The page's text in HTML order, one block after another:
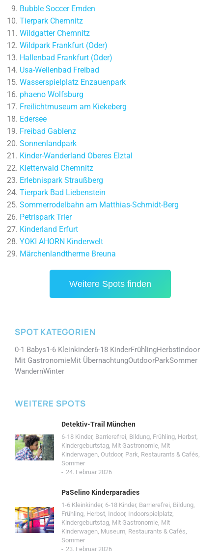
Bubble Soccer Emden
Tierpark Chemnitz
Wildgatter Chemnitz
Wildpark Frankfurt (Oder)
Hallenbad Frankfurt (Oder)
Usa-Wellenbad Freibad
Wasserspielplatz Enzauenpark
phaeno Wolfsburg
Freilichtmuseum am Kiekeberg
Edersee
Freibad Gablenz
Sonnenlandpark
Kinder-Wanderland Oberes Elztal
Kletterwald Chemnitz
Erlebnispark Straußberg
Tierpark Bad Liebenstein
Sommerrodelbahn am Matthias-Schmidt-Berg
Petrispark Trier
Kinderland Erfurt
YOKI AHORN Kinderwelt
Märchenlandtherme Breuna
Weitere Spots finden
SPOT KATEGORIEN
0-1 Babys1-6 Kleinkinder6-18 KinderFrühlingHerbstIndoor
Mit GastronomieMit ÜbernachtungOutdoorParkSommer
WandernWinter
WEITERE SPOTS
Detektiv-Trail München
6-18 Kinder, Barrierefrei, Bildung, Frühling, Herbst,
Kindergeburtstag, Mit Gastronomie, Mit
Kinderwagen, Outdoor, Park, Restaurants & Cafés,
Sommer
24. Februar 2026
PaSelino Kinderparadies
1-6 Kleinkinder, 6-18 Kinder, Barrierefrei, Bildung,
Frühling, Herbst, Indoor, Indoorspielplatz,
Kindergeburtstag, Mit Gastronomie, Mit
Kinderwagen, Museum, Restaurants & Cafés,
Sommer
23. Februar 2026